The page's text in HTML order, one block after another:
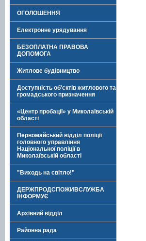
ОГОЛОШЕННЯ
Електронне урядування
БЕЗОПЛАТНА ПРАВОВА
ДОПОМОГА
Житлове будівництво
Доступність об'єктів житлового та
громадського призначення
«Центр пробації» у Миколаївській
області
Первомайський відділ поліції
головного управління
Національної поліції в
Миколаївській області
"Виходь на світло!"
ДЕРЖПРОДСПОЖИВСЛУЖБА
ІНФОРМУЄ
Архівний відділ
Районна рада